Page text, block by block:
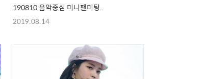
190810 음악중심 미니팬미팅.
2019.08.14